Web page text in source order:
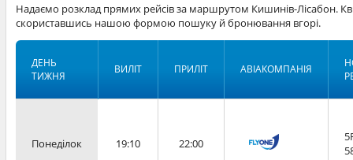
Надаємо розклад прямих рейсів за маршрутом Кишинів-Лісабон.
скориставшись нашою формою пошуку й бронювання вгорі.
ДЕНЬ
ТИЖНЯ
ВИЛІТ ПРИЛІТ АВІАКОМПАНІЯ
Понеділок 19:10 22:00